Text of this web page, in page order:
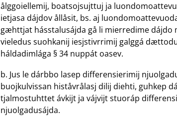
ålggoiellemij, boatsojsujttuj ja
ietjasa dájdov ållåsit, bs. aj
gæhttjat hásstalusájda gå li mierredime dájdo
vieledus suohkanij iesjstivrrimij galggá
háldadimlága § 34 nuppát oasev.
b. Jus le dárbbo lasep differensierimij
buojkulvissan histåvrålasj dilij diehti, guhkep
tjalmostuhttet ávkijt ja vájvijt stuoráp
njuolgadusájda.